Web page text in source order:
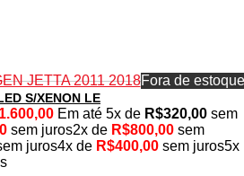
Fora de estoque
S/XENON LE
1.600,00 Em até 5x de R$320,00 sem
sem juros2x de R$800,00 sem
juros4x de R$400,00 sem juros5x